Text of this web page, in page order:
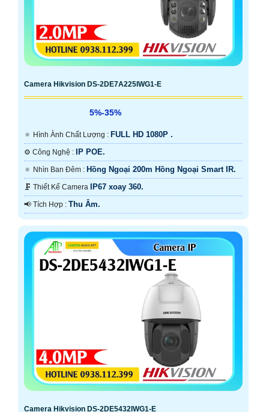
Camera Hikvision DS-2DE7A225IWG1-E
5%-35%
🔅 Hình Ành Chất Lượng : FULL HD 1080P .
⚙ Công Nghệ : IP POE.
🔅 Nhìn Ban Đêm : Hồng Ngoại 200m Hồng Ngoại Smart IR.
🗜️ Thiết Kế Camera IP67 xoay 360.
️📢 Tích Hợp : Thu Âm.
Camera Hikvision DS-2DE5432IWG1-E